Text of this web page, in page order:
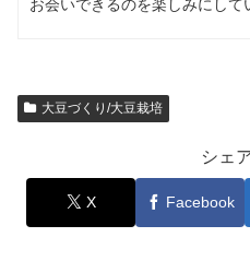
お会いできるのを楽しみにして
大豆づくり/大豆栽培
シェ
X Facebook